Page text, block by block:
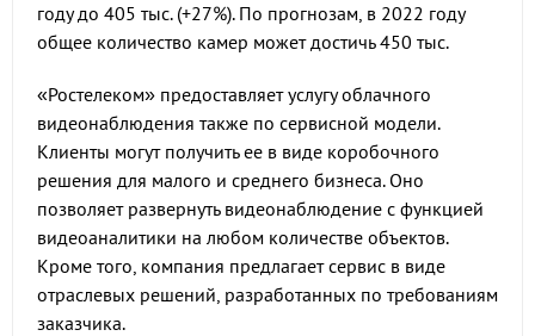
году до 405 тыс. (+27%). По прогнозам, в 2022 году
общее количество камер может достичь 450 тыс.
«Ростелеком» предоставляет услугу облачного
видеонаблюдения также по сервисной модели.
Клиенты могут получить ее в виде коробочного
решения для малого и среднего бизнеса. Оно
позволяет развернуть видеонаблюдение с функцией
видеоаналитики на любом количестве объектов.
Кроме того, компания предлагает сервис в виде
отраслевых решений, разработанных по требованиям
заказчика.